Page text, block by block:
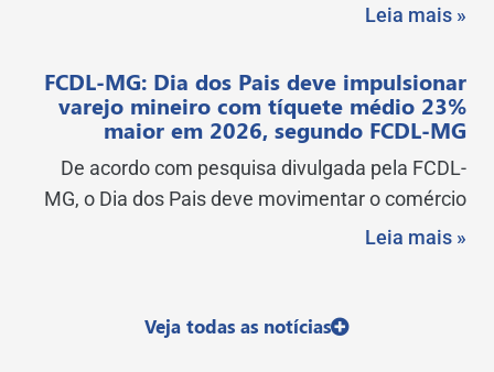
Leia mais »
FCDL-MG: Dia dos Pais deve impulsionar
varejo mineiro com tíquete médio 23%
maior em 2026, segundo FCDL-MG
De acordo com pesquisa divulgada pela FCDL-
MG, o Dia dos Pais deve movimentar o comércio
Leia mais »
Veja todas as notícias